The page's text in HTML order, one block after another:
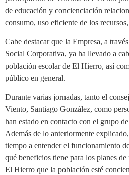
de educación y concienciación
consumo, uso eficiente de los
Cabe destacar que la Empresa, a
Social Corporativa, ya ha llevado a
población escolar de El Hierro, así
público en general.
Durante varias jornadas, tanto el
Viento, Santiago González, como
han estado en contacto con el grupo
Además de lo anteriormente
tiempo a entender el funcionamiento
qué beneficios tiene para los planes
El Hierro que la población esté